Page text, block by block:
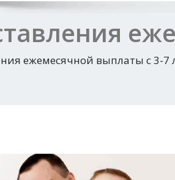
ежемесячной выплаты с 3-7